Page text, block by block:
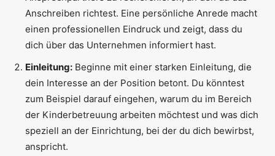
Anschreiben richtest. Eine persönliche Anrede macht
einen professionellen Eindruck und zeigt, dass du
dich über das Unternehmen informiert hast.
Einleitung: Beginne mit einer starken Einleitung, die
dein Interesse an der Position betont. Du könntest
zum Beispiel darauf eingehen, warum du im Bereich
der Kinderbetreuung arbeiten möchtest und was dich
speziell an der Einrichtung, bei der du dich bewirbst,
anspricht.